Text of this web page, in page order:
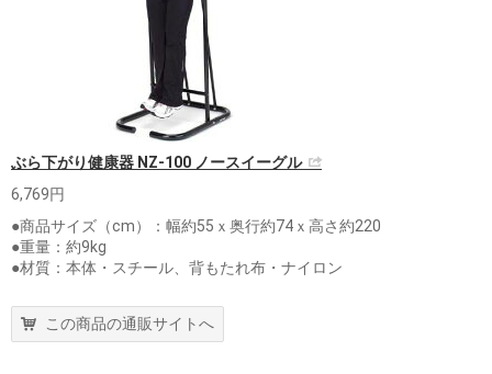
ぶら下がり健康器 NZ-100 ノースイーグル
6,769円
●商品サイズ（cm）：幅約55ｘ奥行約74ｘ高さ約220
●重量：約9kg
●材質：本体・スチール、背もたれ布・ナイロン
この商品の通販サイトへ